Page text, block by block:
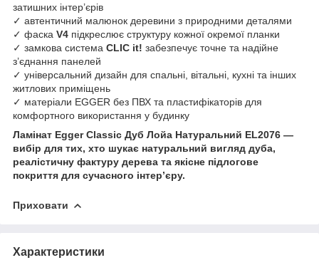
затишних інтер’єрів
✓ автентичний малюнок деревини з природними деталями
✓ фаска V4 підкреслює структуру кожної окремої планки
✓ замкова система CLIC it! забезпечує точне та надійне
з’єднання панелей
✓ універсальний дизайн для спальні, вітальні, кухні та інших
житлових приміщень
✓ матеріали EGGER без ПВХ та пластифікаторів для
комфортного використання у будинку
Ламінат Egger Classic Дуб Лойа Натуральний EL2076 —
вибір для тих, хто шукає натуральний вигляд дуба,
реалістичну фактуру дерева та якісне підлогове
покриття для сучасного інтер’єру.
Приховати
Характеристики